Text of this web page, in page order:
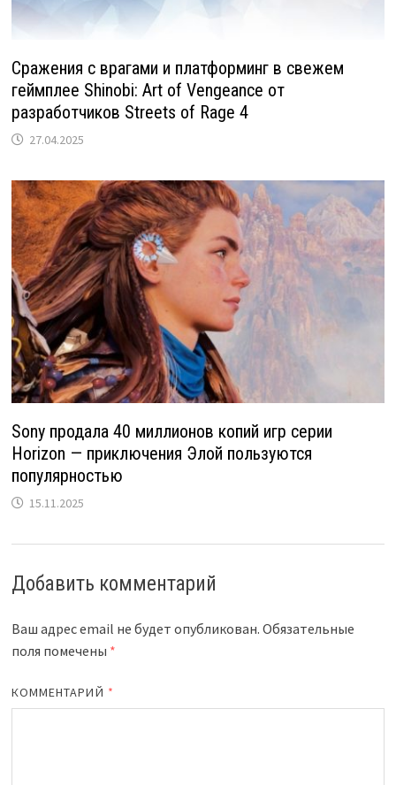
Сражения с врагами и платформинг в свежем
геймплее Shinobi: Art of Vengeance от
разработчиков Streets of Rage 4
27.04.2025
Sony продала 40 миллионов копий игр серии
Horizon — приключения Элой пользуются
популярностью
15.11.2025
Добавить комментарий
Ваш адрес email не будет опубликован. Обязательные
поля помечены *
КОММЕНТАРИЙ *